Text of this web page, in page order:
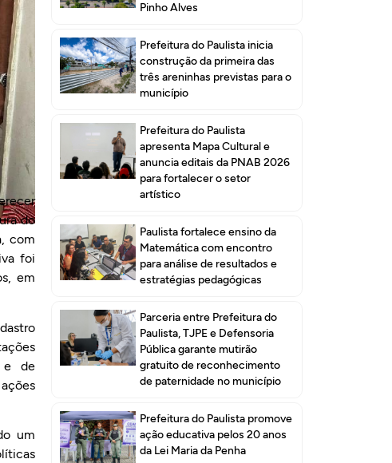
do
com
foi
em
e de
um
Pinho Alves
Prefeitura do Paulista inicia
construção da primeira das
três areninhas previstas para o
município
Prefeitura do Paulista
apresenta Mapa Cultural e
anuncia editais da PNAB 2026
para fortalecer o setor
artístico
Paulista fortalece ensino da
Matemática com encontro
para análise de resultados e
estratégias pedagógicas
Parceria entre Prefeitura do
Paulista, TJPE e Defensoria
Pública garante mutirão
gratuito de reconhecimento
de paternidade no município
Prefeitura do Paulista promove
ação educativa pelos 20 anos
da Lei Maria da Penha